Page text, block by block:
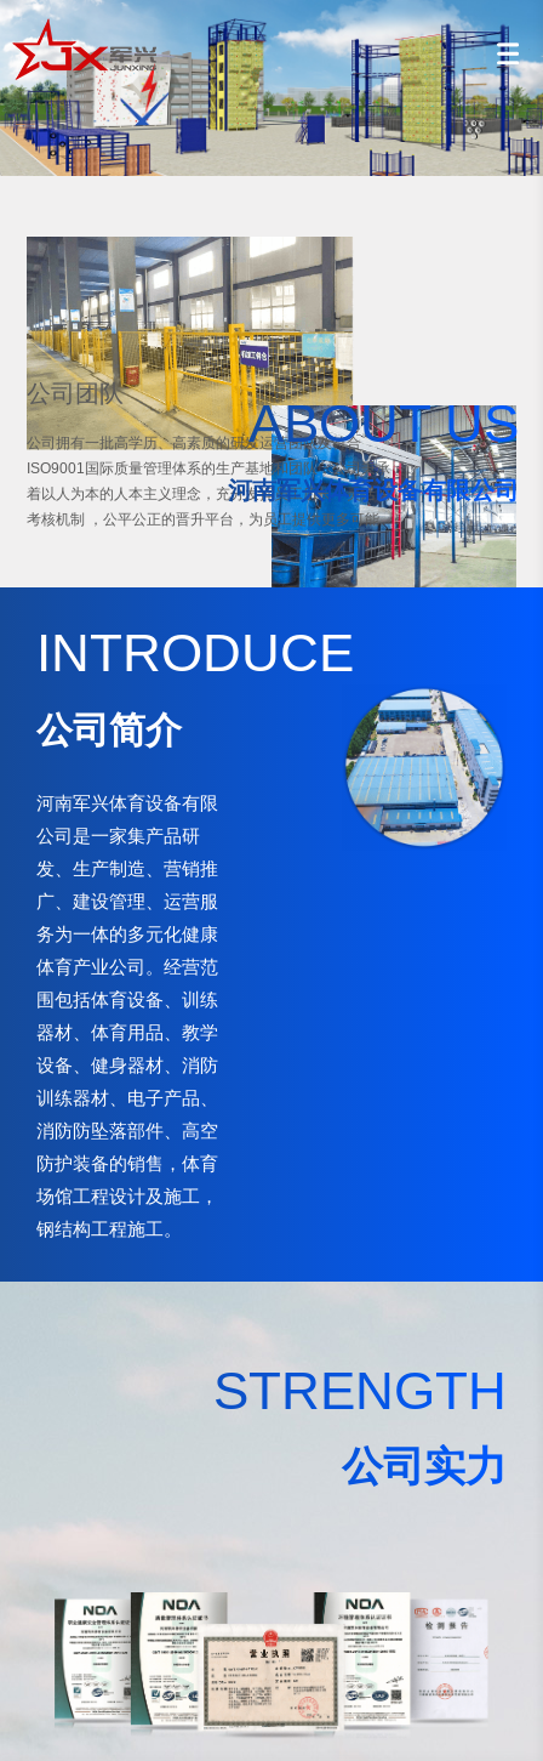
ABOUT US
河南军兴体育设备有限公司
公司团队
公司拥有一批高学历、高素质的研发运营团队及符合
ISO9001国际质量管理体系的生产基地和团队，公司秉承
着以人为本的人本主义理念，充分发挥员工所长，灵活的
考核机制 ，公平公正的晋升平台，为员工提供更多可能。
INTRODUCE
公司简介
河南军兴体育设备有限
公司是一家集产品研
发、生产制造、营销推
广、建设管理、运营服
务为一体的多元化健康
体育产业公司。经营范
围包括体育设备、训练
器材、体育用品、教学
设备、健身器材、消防
训练器材、电子产品、
消防防坠落部件、高空
防护装备的销售，体育
场馆工程设计及施工，
钢结构工程施工。
STRENGTH
公司实力